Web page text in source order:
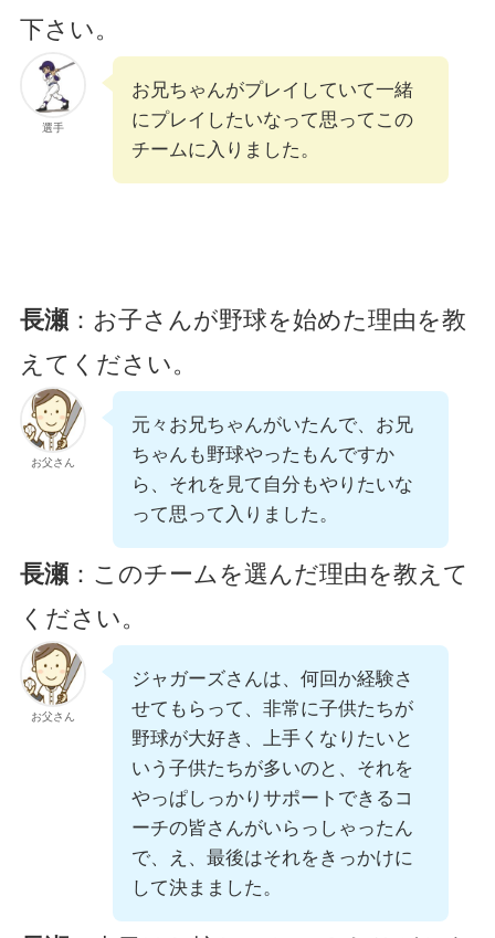
下さい。
選手
お兄ちゃんがプレイしていて一緒
にプレイしたいなって思ってこの
チームに入りました。
長瀬：お子さんが野球を始めた理由を教
えてください。
お父さん
元々お兄ちゃんがいたんで、お兄
ちゃんも野球やったもんですか
ら、それを見て自分もやりたいな
って思って入りました。
長瀬：このチームを選んだ理由を教えて
ください。
お父さん
ジャガーズさんは、何回か経験さ
せてもらって、非常に子供たちが
野球が大好き、上手くなりたいと
いう子供たちが多いのと、それを
やっぱしっかりサポートできるコ
ーチの皆さんがいらっしゃったん
で、え、最後はそれをきっかけに
して決まました。